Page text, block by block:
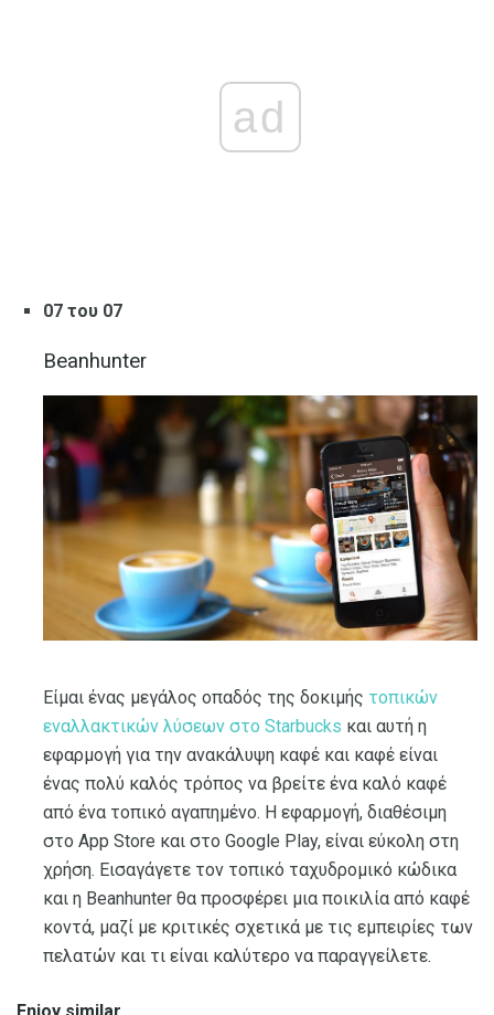
ad
07 του 07
Beanhunter
Είμαι ένας μεγάλος οπαδός της δοκιμής τοπικών
εναλλακτικών λύσεων στο Starbucks και αυτή η
εφαρμογή για την ανακάλυψη καφέ και καφέ είναι
ένας πολύ καλός τρόπος να βρείτε ένα καλό καφέ
από ένα τοπικό αγαπημένο. Η εφαρμογή, διαθέσιμη
στο App Store και στο Google Play, είναι εύκολη στη
χρήση. Εισαγάγετε τον τοπικό ταχυδρομικό κώδικα
και η Beanhunter θα προσφέρει μια ποικιλία από καφέ
κοντά, μαζί με κριτικές σχετικά με τις εμπειρίες των
πελατών και τι είναι καλύτερο να παραγγείλετε.